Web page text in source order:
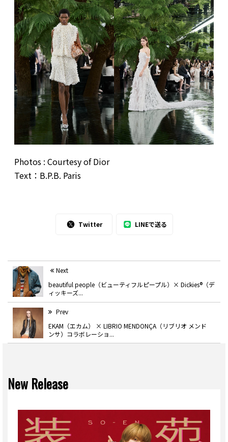
Photos : Courtesy of Dior
Text：B.P.B. Paris
Twitter LINEで送る
Next
beautiful people（ビューティフルピープル）× Dickies®︎（デ
ィッキーズ...
Prev
EKAM（エカム） × LIBRIO MENDONÇA（リブリオ メンド
ンサ）コラボレーショ...
New Release